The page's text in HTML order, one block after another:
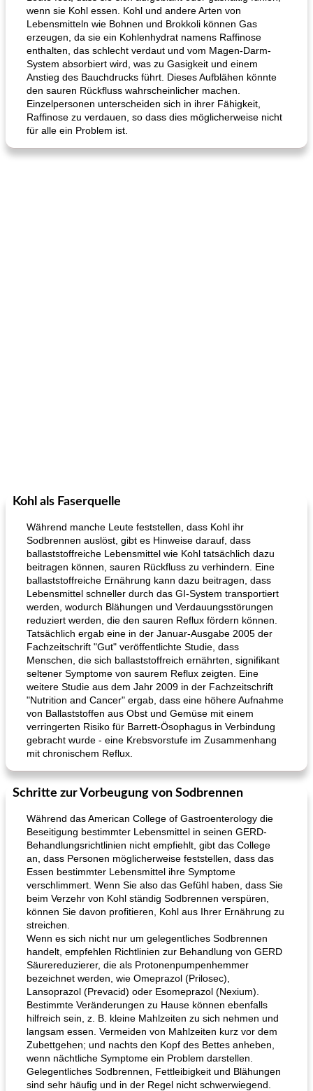
Hühnchen, Süßkartoffelsuppe
wenn sie Kohl essen. Kohl und andere Arten von
Lebensmitteln wie Bohnen und Brokkoli können Gas
erzeugen, da sie ein Kohlenhydrat namens Raffinose
enthalten, das schlecht verdaut und vom Magen-Darm-
System absorbiert wird, was zu Gasigkeit und einem
Anstieg des Bauchdrucks führt. Dieses Aufblähen könnte
den sauren Rückfluss wahrscheinlicher machen.
Einzelpersonen unterscheiden sich in ihrer Fähigkeit,
Raffinose zu verdauen, so dass dies möglicherweise nicht
für alle ein Problem ist.
Kohl als Faserquelle
Während manche Leute feststellen, dass Kohl ihr
Sodbrennen auslöst, gibt es Hinweise darauf, dass
ballaststoffreiche Lebensmittel wie Kohl tatsächlich dazu
beitragen können, sauren Rückfluss zu verhindern. Eine
ballaststoffreiche Ernährung kann dazu beitragen, dass
Lebensmittel schneller durch das GI-System transportiert
werden, wodurch Blähungen und Verdauungsstörungen
reduziert werden, die den sauren Reflux fördern können.
Tatsächlich ergab eine in der Januar-Ausgabe 2005 der
Fachzeitschrift "Gut" veröffentlichte Studie, dass
Menschen, die sich ballaststoffreich ernährten, signifikant
seltener Symptome von saurem Reflux zeigten. Eine
weitere Studie aus dem Jahr 2009 in der Fachzeitschrift
"Nutrition and Cancer" ergab, dass eine höhere Aufnahme
von Ballaststoffen aus Obst und Gemüse mit einem
verringerten Risiko für Barrett-Ösophagus in Verbindung
gebracht wurde - eine Krebsvorstufe im Zusammenhang
mit chronischem Reflux.
Schritte zur Vorbeugung von Sodbrennen
Während das American College of Gastroenterology die
Beseitigung bestimmter Lebensmittel in seinen GERD-
Behandlungsrichtlinien nicht empfiehlt, gibt das College
an, dass Personen möglicherweise feststellen, dass das
Essen bestimmter Lebensmittel ihre Symptome
verschlimmert. Wenn Sie also das Gefühl haben, dass Sie
beim Verzehr von Kohl ständig Sodbrennen verspüren,
können Sie davon profitieren, Kohl aus Ihrer Ernährung zu
streichen.
Wenn es sich nicht nur um gelegentliches Sodbrennen
handelt, empfehlen Richtlinien zur Behandlung von GERD
Säurereduzierer, die als Protonenpumpenhemmer
bezeichnet werden, wie Omeprazol (Prilosec),
Lansoprazol (Prevacid) oder Esomeprazol (Nexium).
Bestimmte Veränderungen zu Hause können ebenfalls
hilfreich sein, z. B. kleine Mahlzeiten zu sich nehmen und
langsam essen. Vermeiden von Mahlzeiten kurz vor dem
Zubettgehen; und nachts den Kopf des Bettes anheben,
wenn nächtliche Symptome ein Problem darstellen.
Gelegentliches Sodbrennen, Fettleibigkeit und Blähungen
sind sehr häufig und in der Regel nicht schwerwiegend.